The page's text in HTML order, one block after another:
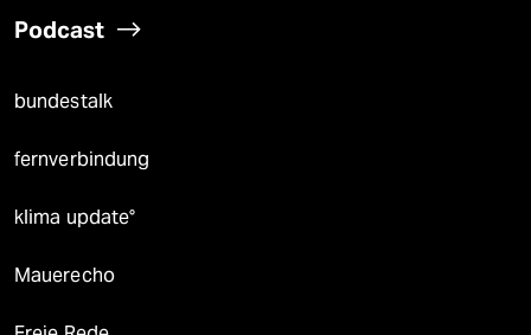
Podcast
bundestalk
fernverbindung
klima update°
Mauerecho